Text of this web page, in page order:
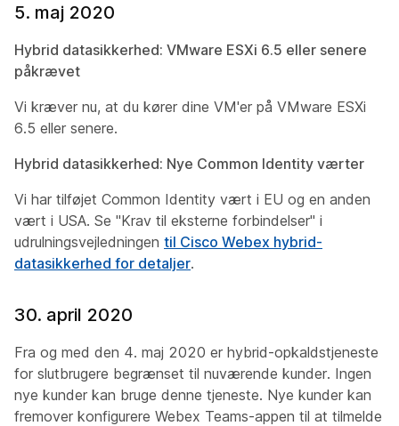
5. maj 2020
Hybrid datasikkerhed: VMware ESXi 6.5 eller senere
påkrævet
Vi kræver nu, at du kører dine VM'er på VMware ESXi
6.5 eller senere.
Hybrid datasikkerhed: Nye Common Identity værter
Vi har tilføjet Common Identity vært i EU og en anden
vært i USA. Se "Krav til eksterne forbindelser" i
udrulningsvejledningen til Cisco Webex hybrid-
datasikkerhed for detaljer.
30. april 2020
Fra og med den 4. maj 2020 er hybrid-opkaldstjeneste
for slutbrugere begrænset til nuværende kunder. Ingen
nye kunder kan bruge denne tjeneste. Nye kunder kan
fremover konfigurere Webex Teams-appen til at tilmelde